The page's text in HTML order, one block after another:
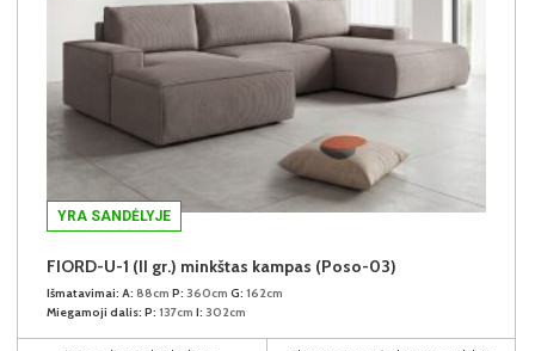
YRA SANDĖLYJE
FIORD-U-1 (II gr.) minkštas kampas (Poso-03)
Išmatavimai: A: 88cm P: 360cm G: 162cm
Miegamoji dalis: P: 137cm I: 302cm